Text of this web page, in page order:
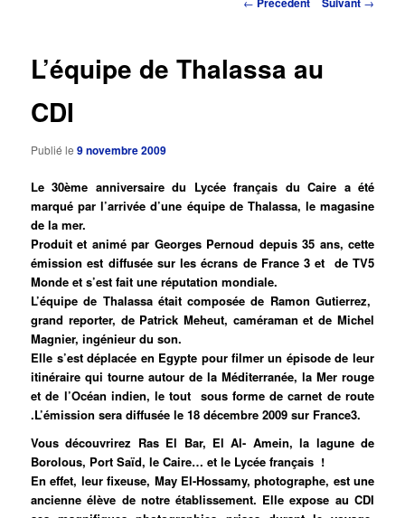
L’équipe de Thalassa au
CDI
Publié le9 novembre 2009
Le 30ème anniversaire du Lycée français du Caire a été
marqué par l’arrivée d’une équipe de Thalassa, le magasine
de la mer.
Produit et animé par Georges Pernoud depuis 35 ans, cette
émission est diffusée sur les écrans de France 3 et de TV5
Monde et s’est fait une réputation mondiale.
L’équipe de Thalassa était composée de Ramon Gutierrez,
grand reporter, de Patrick Meheut, caméraman et de Michel
Magnier, ingénieur du son.
Elle s’est déplacée en Egypte pour filmer un épisode de leur
itinéraire qui tourne autour de la Méditerranée, la Mer rouge
et de l’Océan indien, le tout sous forme de carnet de route
.L’émission sera diffusée le 18 décembre 2009 sur France3.
Vous découvrirez Ras El Bar, El Al- Amein, la lagune de
Borolous, Port Saïd, le Caire… et le Lycée français !
En effet, leur fixeuse, May El-Hossamy, photographe, est une
ancienne élève de notre établissement. Elle expose au CDI